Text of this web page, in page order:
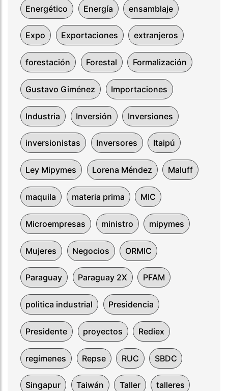
Energético Energía ensamblaje
Expo Exportaciones extranjeros
forestación Forestal Formalización
Gustavo Giménez Importaciones
Industria Inversión Inversiones
inversionistas Inversores Itaipú
Ley Mipymes Lorena Méndez Maluff
maquila materia prima MIC
Microempresas ministro mipymes
Mujeres Negocios ORMIC
Paraguay Paraguay 2X PFAM
politica industrial Presidencia
Presidente proyectos Rediex
regímenes Repse RUC SBDC
Singapur Taiwán Taller talleres